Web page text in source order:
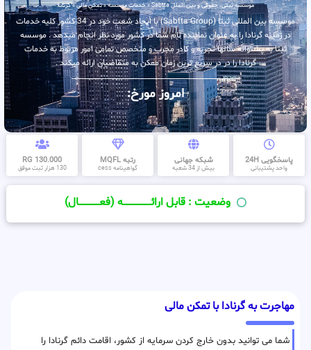
موسسه ثبتی، حقوقی و بین الملل Sabtta »خدمات موسسه»تمکن مالی»گرنادا
موسسه بین المللی ثبتا (Sabtta Group) با ایجاد شعب خود در 34 کشور کلیه خدمات
در زمینه گرنادا را به عنوان نماینده تام شما در کشور مورد نظر انجام میدهد . موسسه
ثبتا به پشتوانه سالها تجربه و کادر مجرب و متخصص تمامی امور مربوط به خدمات
گرنادا را در در سریع ترین زمان ممکن به متقاضیان ارائه میکند .
امروز مورخ:
پاسخگویی 24H
واحد پشتیبانی
شبکه جهانی
بیش از 34 شعبه
رتبه MQFL
گواهینامه cess
130.000 RG
130 هزار ثبت موفق
وضعیت : قابل ارائــــــــــــــــــــه (فعـــــــــــــــال)
مهاجرت به گرنادا با تمکن مالی
شما می توانید بدون خارج کردن سرمایه از کشور، اقامت دائم گرنادا را